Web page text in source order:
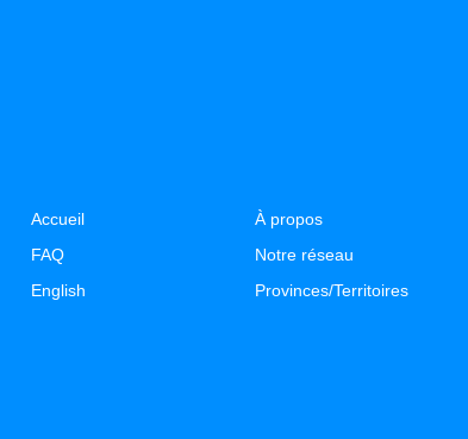
Accueil
FAQ
English
À propos
Notre réseau
Provinces/Territoires